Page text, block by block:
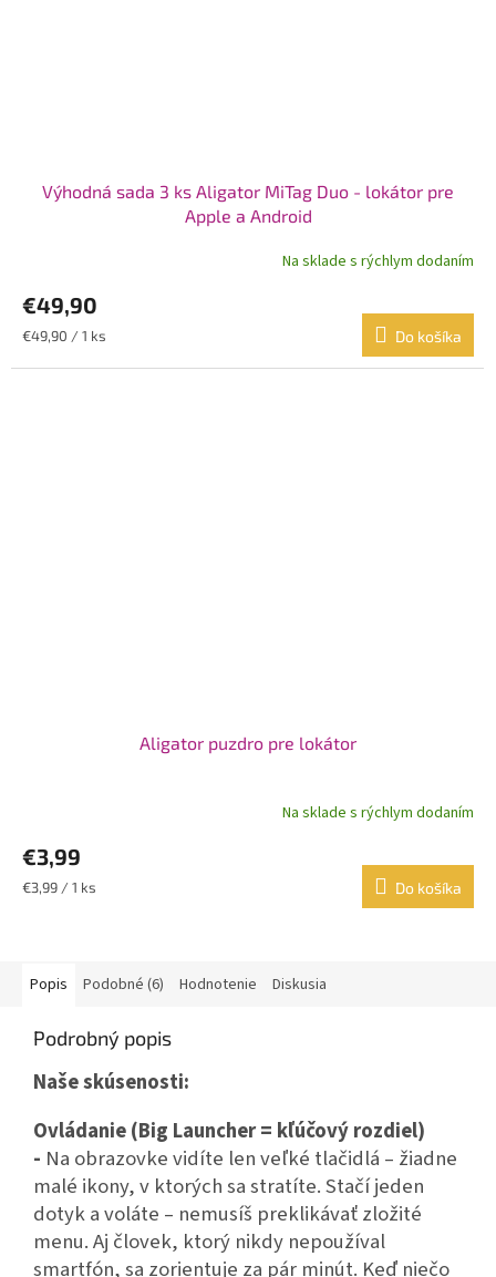
Výhodná sada 3 ks Aligator MiTag Duo - lokátor pre
Apple a Android
Na sklade s rýchlym dodaním
€49,90
Jednotková
€49,90 / 1 ks Do košíka
Aligator puzdro pre lokátor
Na sklade s rýchlym dodaním
€3,99
Jednotková
€3,99 / 1 ks Do košíka
Popis Podobné (6) Hodnotenie Diskusia
Podrobný popis
Naše skúsenosti:
Ovládanie (Big Launcher = kľúčový rozdiel)
- Na obrazovke vidíte len veľké tlačidlá – žiadne
malé ikony, v ktorých sa stratíte. Stačí jeden
dotyk a voláte – nemusíš preklikávať zložité
menu. Aj človek, ktorý nikdy nepoužíval
smartfón, sa zorientuje za pár minút. Keď niečo